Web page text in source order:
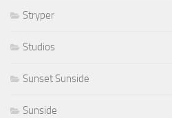
Stryper
Studios
Sunset Sunside
Sunside